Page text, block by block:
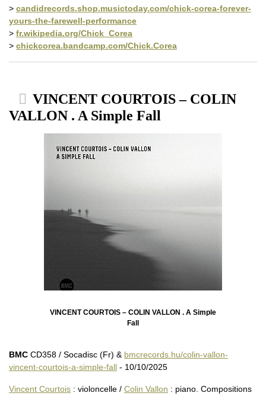
> candidrecords.shop.musictoday.com/chick-corea-forever-
yours-the-farewell-performance
> fr.wikipedia.org/Chick_Corea
> chickcorea.bandcamp.com/Chick.Corea
VINCENT COURTOIS – COLIN
VALLON . A Simple Fall
VINCENT COURTOIS – COLIN VALLON . A Simple
Fall
BMC CD358 / Socadisc (Fr) & bmcrecords.hu/colin-vallon-
vincent-courtois-a-simple-fall - 10/10/2025
Vincent Courtois : violoncelle / Colin Vallon : piano. Compositions